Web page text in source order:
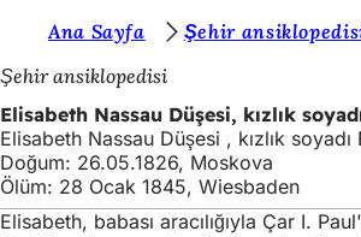
İçeriğe atla
u
r
a
d
a
Ana Sayfa Şehir
Şehir ansiklopedisi
Elisabeth Nassau Düşesi, kızlık
Elisabeth Nassau Düşesi , kızlık
Doğum: 26.05.1826, Moskova
Ölüm: 28 Ocak 1845, Wiesbaden
Elisabeth, babası aracılığıyla Çar I.